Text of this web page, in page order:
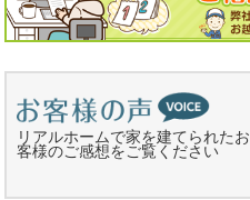
リアルホームで家を建てられたお
客様のご感想をご覧ください